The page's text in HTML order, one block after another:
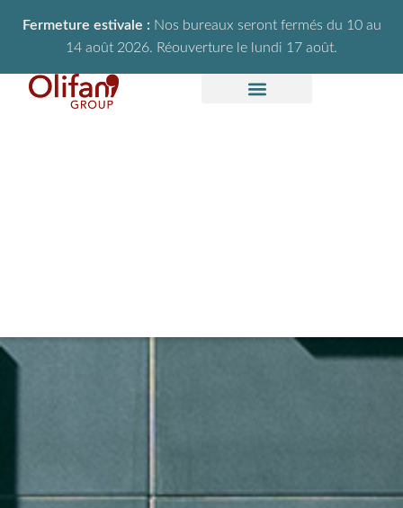
Fermeture estivale : Nos bureaux seront fermés du 10 au
14 août 2026. Réouverture le lundi 17 août.